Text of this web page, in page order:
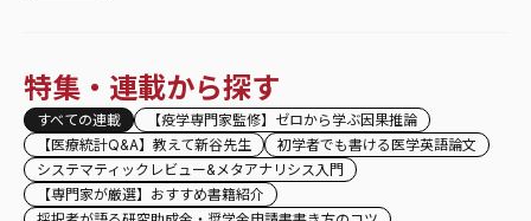
特集・連載から探す
すべての連載
【疫学専門家監修】ゼロから学ぶ因果推論
【医療統計Q&A】教えて新谷先生
初学者でも書ける医学英語論文
システマティックレビュー&メタアナリシス入門
【専門家が厳選】おすすめ書籍紹介